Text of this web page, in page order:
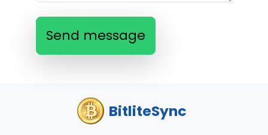
Send message
BitliteSync